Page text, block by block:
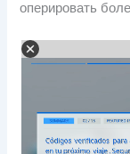
оперировать